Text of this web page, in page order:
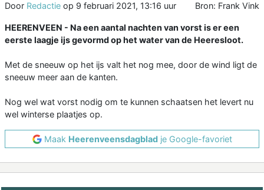
Door Redactie op 9 februari 2021, 13:16 uur Bron: Frank Vink
HEERENVEEN - Na een aantal nachten van vorst is er een
eerste laagje ijs gevormd op het water van de Heeresloot.
Met de sneeuw op het ijs valt het nog mee, door de wind ligt de
sneeuw meer aan de kanten.
Nog wel wat vorst nodig om te kunnen schaatsen het levert nu
wel winterse plaatjes op.
Maak Heerenveensdagbladje Google-favoriet